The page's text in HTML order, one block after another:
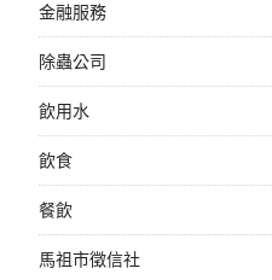
金融服務
除蟲公司
飲用水
飲食
餐飲
馬祖市徵信社